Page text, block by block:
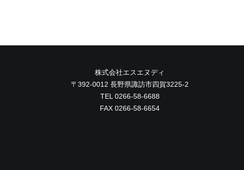
株式会社エスエヌディ
〒392-0012 長野県諏訪市四賀3225-2
TEL 0266-58-6688
FAX 0266-58-6654